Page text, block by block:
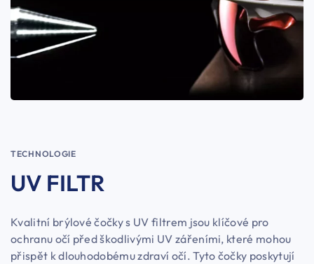
TECHNOLOGIE
UV FILTR
Kvalitní brýlové čočky s UV filtrem jsou klíčové pro
ochranu očí před škodlivými UV zářeními, které mohou
přispět k dlouhodobému zdraví očí. Tyto čočky poskytují